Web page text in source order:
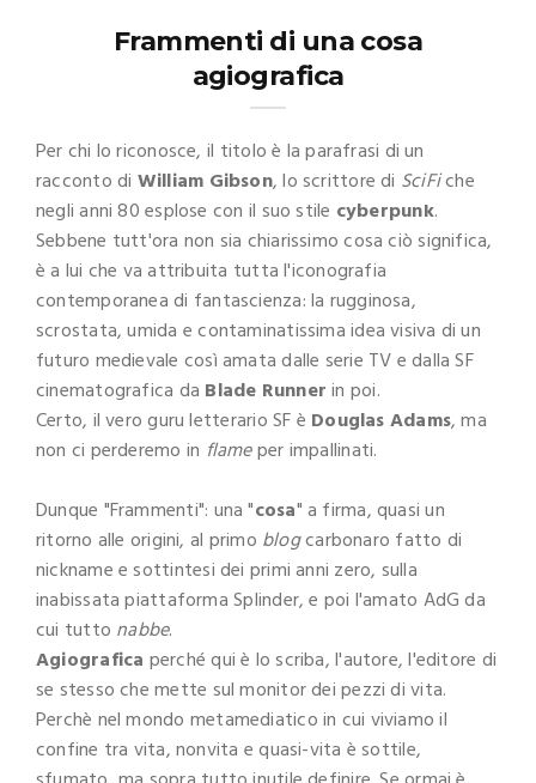
Frammenti di una cosa
agiografica
Per chi lo riconosce, il titolo è la parafrasi di un
racconto di William Gibson, lo scrittore di SciFiche
negli anni 80 esplose con il suo stile cyberpunk.
Sebbene tutt'ora non sia chiarissimo cosa ciò significa,
è a lui che va attribuita tutta l'iconografia
contemporanea di fantascienza: la rugginosa,
scrostata, umida e contaminatissima idea visiva di un
futuro medievale così amata dalle serie TV e dalla SF
cinematografica da Blade Runnerin poi.
Certo, il vero guru letterario SF è Douglas Adams, ma
non ci perderemo in flameper impallinati.
Dunque "Frammenti": una "cosa" a firma, quasi un
ritorno alle origini, al primo blogcarbonaro fatto di
nickname e sottintesi dei primi anni zero, sulla
inabissata piattaforma Splinder, e poi l'amato AdG da
cui tutto nabbe.
Agiografica perché qui è lo scriba, l'autore, l'editore di
se stesso che mette sul monitor dei pezzi di vita.
Perchè nel mondo metamediatico in cui viviamo il
confine tra vita, nonvita e quasi-vita è sottile,